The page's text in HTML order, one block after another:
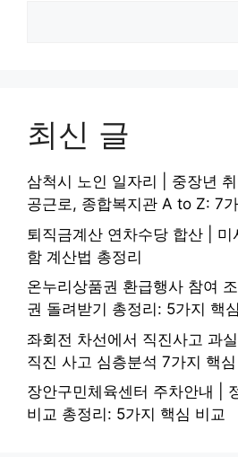
최신 글
삼척시 노인 일자리 | 중장년
공근로, 종합복지관 A to Z: 7
퇴직금계산 연차수당 합산 | 미
함 계산법 총정리
온누리상품권 환급행사 참여
권 돌려받기 총정리: 5가지 핵
좌회전 차선에서 직진사고 과
직진 사고 심층분석 7가지 핵심
장안구민체육센터 주차안내 |
비교 총정리: 5가지 핵심 비교